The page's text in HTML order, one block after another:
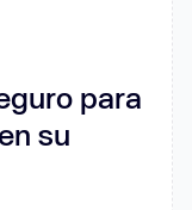
para
su